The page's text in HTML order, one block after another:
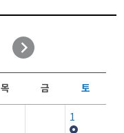
목 금 토
1